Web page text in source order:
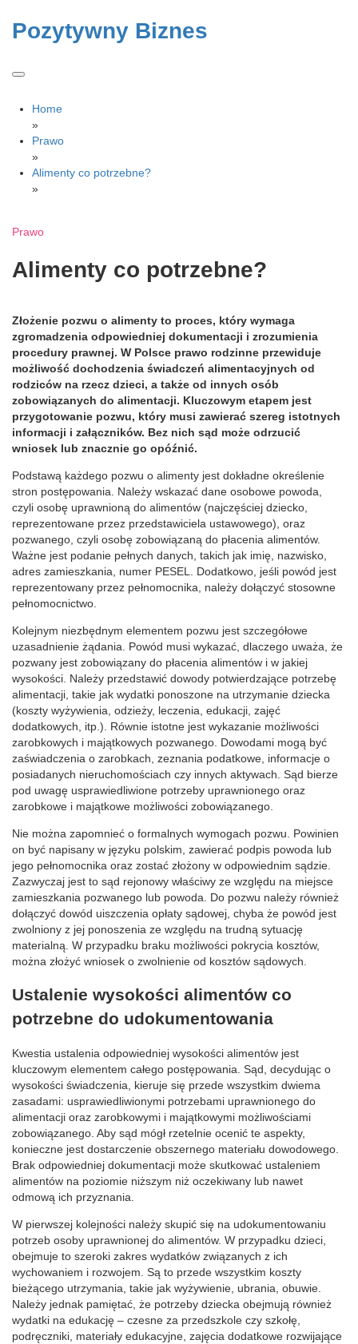
content
Pozytywny Biznes
Home
»
Prawo
»
Alimenty co potrzebne?
»
Prawo
Alimenty co potrzebne?
Złożenie pozwu o alimenty to proces, który wymaga
zgromadzenia odpowiedniej dokumentacji i zrozumienia
procedury prawnej. W Polsce prawo rodzinne przewiduje
możliwość dochodzenia świadczeń alimentacyjnych od
rodziców na rzecz dzieci, a także od innych osób
zobowiązanych do alimentacji. Kluczowym etapem jest
przygotowanie pozwu, który musi zawierać szereg istotnych
informacji i załączników. Bez nich sąd może odrzucić
wniosek lub znacznie go opóźnić.
Podstawą każdego pozwu o alimenty jest dokładne określenie
stron postępowania. Należy wskazać dane osobowe powoda,
czyli osobę uprawnioną do alimentów (najczęściej dziecko,
reprezentowane przez przedstawiciela ustawowego), oraz
pozwanego, czyli osobę zobowiązaną do płacenia alimentów.
Ważne jest podanie pełnych danych, takich jak imię, nazwisko,
adres zamieszkania, numer PESEL. Dodatkowo, jeśli powód jest
reprezentowany przez pełnomocnika, należy dołączyć stosowne
pełnomocnictwo.
Kolejnym niezbędnym elementem pozwu jest szczegółowe
uzasadnienie żądania. Powód musi wykazać, dlaczego uważa, że
pozwany jest zobowiązany do płacenia alimentów i w jakiej
wysokości. Należy przedstawić dowody potwierdzające potrzebę
alimentacji, takie jak wydatki ponoszone na utrzymanie dziecka
(koszty wyżywienia, odzieży, leczenia, edukacji, zajęć
dodatkowych, itp.). Równie istotne jest wykazanie możliwości
zarobkowych i majątkowych pozwanego. Dowodami mogą być
zaświadczenia o zarobkach, zeznania podatkowe, informacje o
posiadanych nieruchomościach czy innych aktywach. Sąd bierze
pod uwagę usprawiedliwione potrzeby uprawnionego oraz
zarobkowe i majątkowe możliwości zobowiązanego.
Nie można zapomnieć o formalnych wymogach pozwu. Powinien
on być napisany w języku polskim, zawierać podpis powoda lub
jego pełnomocnika oraz zostać złożony w odpowiednim sądzie.
Zazwyczaj jest to sąd rejonowy właściwy ze względu na miejsce
zamieszkania pozwanego lub powoda. Do pozwu należy również
dołączyć dowód uiszczenia opłaty sądowej, chyba że powód jest
zwolniony z jej ponoszenia ze względu na trudną sytuację
materialną. W przypadku braku możliwości pokrycia kosztów,
można złożyć wniosek o zwolnienie od kosztów sądowych.
Ustalenie wysokości alimentów co
potrzebne do udokumentowania
Kwestia ustalenia odpowiedniej wysokości alimentów jest
kluczowym elementem całego postępowania. Sąd, decydując o
wysokości świadczenia, kieruje się przede wszystkim dwiema
zasadami: usprawiedliwionymi potrzebami uprawnionego do
alimentacji oraz zarobkowymi i majątkowymi możliwościami
zobowiązanego. Aby sąd mógł rzetelnie ocenić te aspekty,
konieczne jest dostarczenie obszernego materiału dowodowego.
Brak odpowiedniej dokumentacji może skutkować ustaleniem
alimentów na poziomie niższym niż oczekiwany lub nawet
odmową ich przyznania.
W pierwszej kolejności należy skupić się na udokumentowaniu
potrzeb osoby uprawnionej do alimentów. W przypadku dzieci,
obejmuje to szeroki zakres wydatków związanych z ich
wychowaniem i rozwojem. Są to przede wszystkim koszty
bieżącego utrzymania, takie jak wyżywienie, ubrania, obuwie.
Należy jednak pamiętać, że potrzeby dziecka obejmują również
wydatki na edukację – czesne za przedszkole czy szkołę,
podręczniki, materiały edukacyjne, zajęcia dodatkowe rozwijające